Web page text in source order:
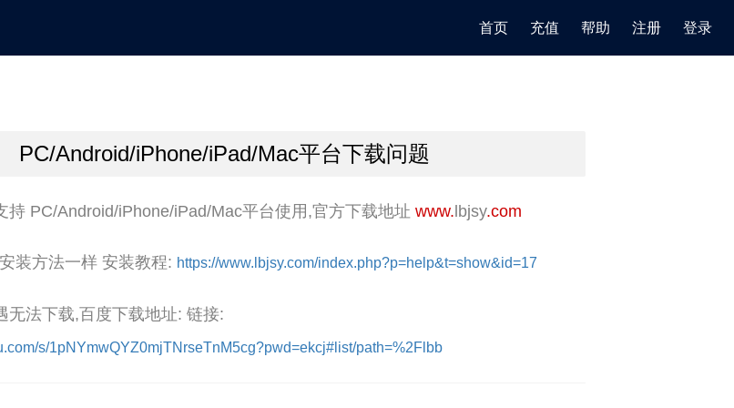
首页 充值 帮助 注册 登录
PC/Android/iPhone/iPad/Mac平台下载问题
持 PC/Android/iPhone/iPad/Mac平台使用,官方下载地址 www.lbjsy.com
装方法一样 安装教程: https://www.lbjsy.com/index.php?p=help&t=show&id=17
无法下载,百度下载地址: 链接:
s/1pNYmwQYZ0mjTNrseTnM5cg?pwd=ekcj#list/path=%2Flbb